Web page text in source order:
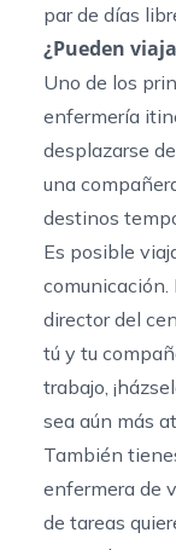
par de días
¿Pueden
Uno de los
enfermería
desplazarse
una
destinos
Es posible
comunicación.
director del
tú y tu
trabajo,
sea aún más
También
enfermera de
de tareas